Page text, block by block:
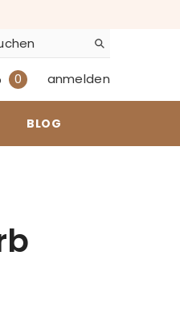
00
anmelden
BLOG